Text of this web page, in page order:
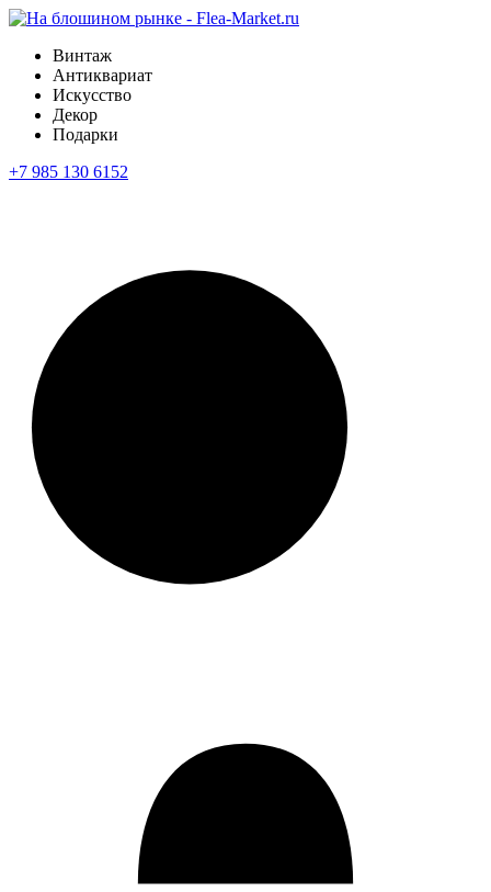
Винтаж
Антиквариат
Искусство
Декор
Подарки
+7 985 130 6152